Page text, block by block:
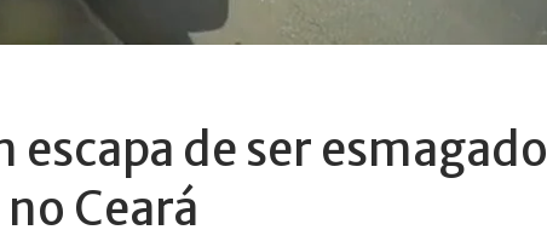
de ser esmagado
Ceará